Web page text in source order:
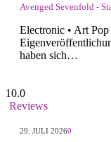
Avenged Sevenfold -
Electronic • Art
haben sich…
10.0
Reviews
29. JULI 20260